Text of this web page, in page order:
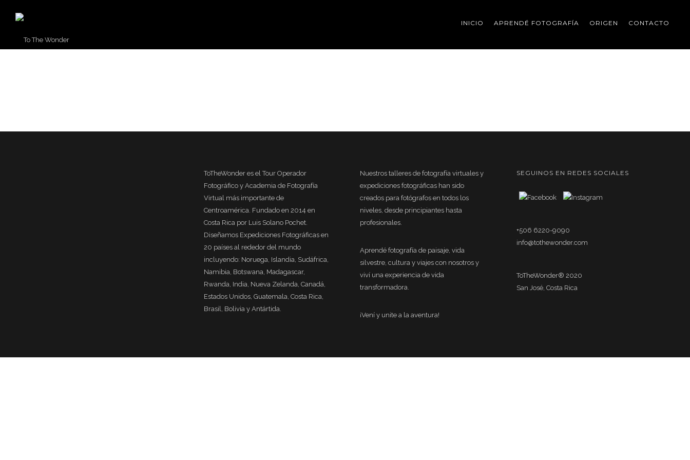
INICIO APRENDÉ FOTOGRAFÍA ORIGEN CONTACTO
Home /Guatemala / Workshops / Here
ToTheWonder es el Tour Operador
Fotográfico y Academia de Fotografía
Virtual más importante de
Centroamérica. Fundado en 2014 en
Costa Rica por Luis Solano Pochet.
Diseñamos Expediciones Fotográficas en
20 países al rededor del mundo
incluyendo: Noruega, Islandia, Sudáfrica,
Namibia, Botswana, Madagascar,
Rwanda, India, Nueva Zelanda, Canadá,
Estados Unidos, Guatemala, Costa Rica,
Brasil, Bolivia y Antártida.
Nuestros talleres de fotografía virtuales y
expediciones fotográficas han sido
creados para fotógrafos en todos los
niveles, desde principiantes hasta
profesionales.
Aprendé fotografía de paisaje, vida
silvestre, cultura y viajes con nosotros y
viví una experiencia de vida
transformadora.
¡Vení y unite a la aventura!
SEGUINOS EN REDES SOCIALES
+506 6220-9090
info@tothewonder.com
ToTheWonder® 2020
San José, Costa Rica